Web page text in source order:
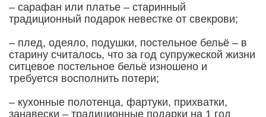
– сарафан или платье – старинный
традиционный подарок невестке от свекрови;
– плед, одеяло, подушки, постельное бельё – в
старину считалось, что за год супружеской жизни
ситцевое постельное бельё изношено и
требуется восполнить потери;
– кухонные полотенца, фартуки, прихватки,
занавески – традиционные подарки на 1 год